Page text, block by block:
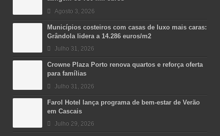
Agosto 3, 2026
Municípios costeiros com casas de luxo mais caras:
Grândola lidera a 14.286 euros/m2
Julho 31, 2026
Crowne Plaza Porto renova quartos e reforça oferta
para famílias
Julho 31, 2026
Farol Hotel lança programa de bem-estar de Verão
em Cascais
Julho 29, 2026